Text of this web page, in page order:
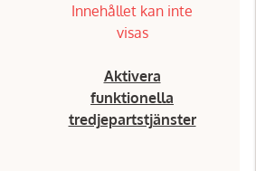
Innehållet kan inte
visas
Aktivera
funktionella
tredjepartstjänster